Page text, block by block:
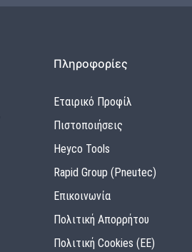
Πληροφορίες
Εταιρικό Προφίλ
Πιστοποιήσεις
Heyco Tools
Rapid Group (Pneutec)
Επικοινωνία
Πολιτική Απορρήτου
Πολιτική Cookies (ΕΕ)